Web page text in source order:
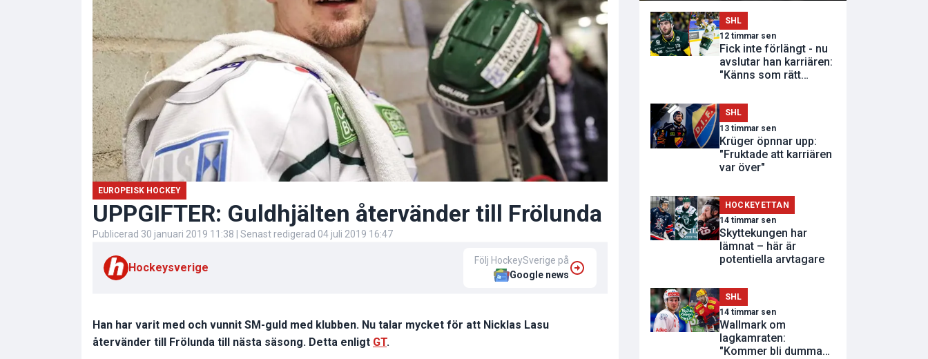
EUROPEISK HOCKEY
UPPGIFTER: Guldhjälten återvänder till Frölunda
Publicerad 30 januari 2019 11:38 | Senast redigerad 04 juli 2019 16:47
Hockeysverige
Följ HockeySverige på
Google news
Han har varit med och vunnit SM-guld med klubben. Nu talar mycket för att Nicklas Lasu
återvänder till Frölunda till nästa säsong. Detta enligt GT.
SHL
12 timmar sen
Fick inte förlängt - nu
avslutar han karriären:
"Känns som rätt
SHL
13 timmar sen
Krüger öpnnar upp:
"Fruktade att karriären
var över"
HOCKEYETTAN
14 timmar sen
Skyttekungen har
lämnat – här är
potentiella arvtagare
SHL
14 timmar sen
Wallmark om
lagkamraten:
"Kommer bli dumma